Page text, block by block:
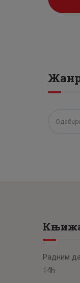
Радним
14h